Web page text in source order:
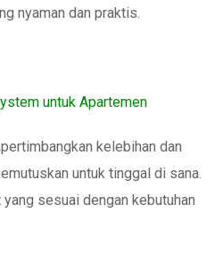
nyaman dan praktis.
untuk Apartemen
kelebihan dan
untuk tinggal di sana.
sesuai dengan kebutuhan